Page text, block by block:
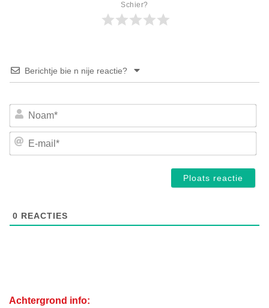
Schier?
Berichtje bie n nije reactie?
E-
0 REACTIES
Achtergrond info: